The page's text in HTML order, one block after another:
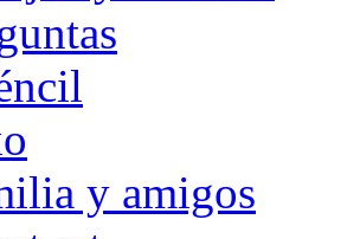
y amigos